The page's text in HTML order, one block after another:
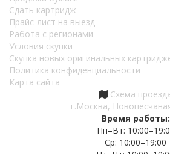
Сдать картридж
Прайс-лист на выезд
Работа с регионами
Условия скупки
Скупка новых оригинальных
Политика конфиденциальности
Карта сайта
Схема
г.Москва,
Время работы:
Пн–Вт:
Ср: 10:00–19:00